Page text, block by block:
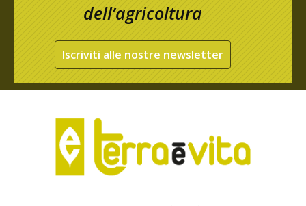
dell’agricoltura
Iscriviti alle nostre newsletter